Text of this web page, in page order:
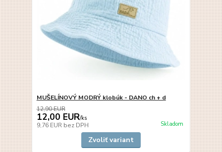
MUŠELÍNOVÝ MODRÝ klobúk - DANO ch + d
12,90 EUR
12,00 EUR/ks
9,76 EUR bez DPH Skladom
Zvoliť variant